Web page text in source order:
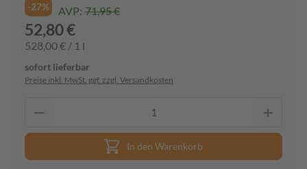
-27% AVP: 71,95 €
52,80 €
528,00 € / 1 l
sofort lieferbar
Preise inkl. MwSt. ggf. zzgl. Versandkosten
In den Warenkorb